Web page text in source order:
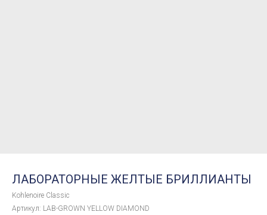
ЛАБОРАТОРНЫЕ ЖЕЛТЫЕ БРИЛЛИАНТЫ
Kohlenoire Classic
Артикул: LAB-GROWN YELLOW DIAMOND